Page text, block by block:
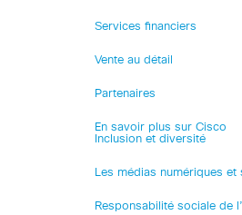
Services financiers
Vente au détail
Partenaires
En savoir plus sur Cisco
Inclusion et diversité
Les médias numériques et
Responsabilité sociale de